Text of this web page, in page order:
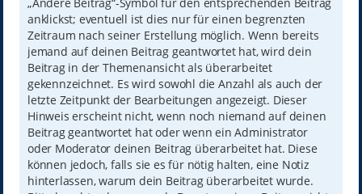
„Ändere Beitrag“-Symbol für den entsprechenden Beitrag
anklickst; eventuell ist dies nur für einen begrenzten
Zeitraum nach seiner Erstellung möglich. Wenn bereits
jemand auf deinen Beitrag geantwortet hat, wird dein
Beitrag in der Themenansicht als überarbeitet
gekennzeichnet. Es wird sowohl die Anzahl als auch der
letzte Zeitpunkt der Bearbeitungen angezeigt. Dieser
Hinweis erscheint nicht, wenn noch niemand auf deinen
Beitrag geantwortet hat oder wenn ein Administrator
oder Moderator deinen Beitrag überarbeitet hat. Diese
können jedoch, falls sie es für nötig halten, eine Notiz
hinterlassen, warum dein Beitrag überarbeitet wurde.